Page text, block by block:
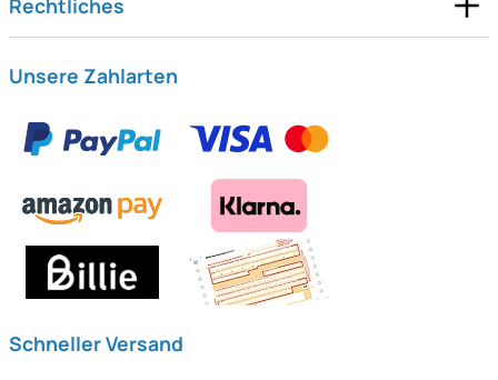
Unsere Zahlarten
Schneller Versand